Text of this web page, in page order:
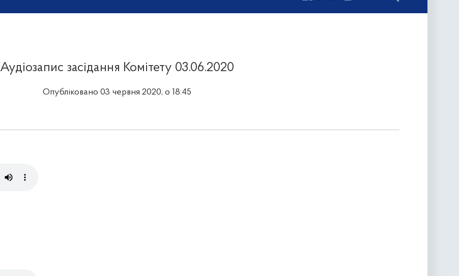
Аудіозапис засідання Комітету 03.06.2020
Опубліковано 03 червня 2020, о 18:45